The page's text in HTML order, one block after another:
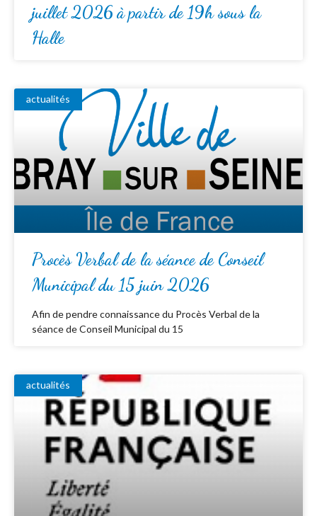
juillet 2026 à partir de 19h sous la
Halle
actualités
Procès Verbal de la séance de Conseil
Municipal du 15 juin 2026
Afin de pendre connaissance du Procès Verbal de la
séance de Conseil Municipal du 15
actualités